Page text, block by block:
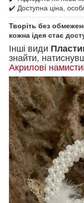
✔️ Доступна ціна,
Творіть без
кожна ідея стає
Інші види
знайти,
Акрилові